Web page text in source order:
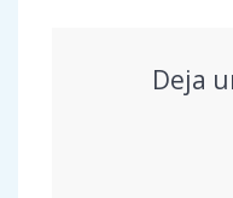
Deja